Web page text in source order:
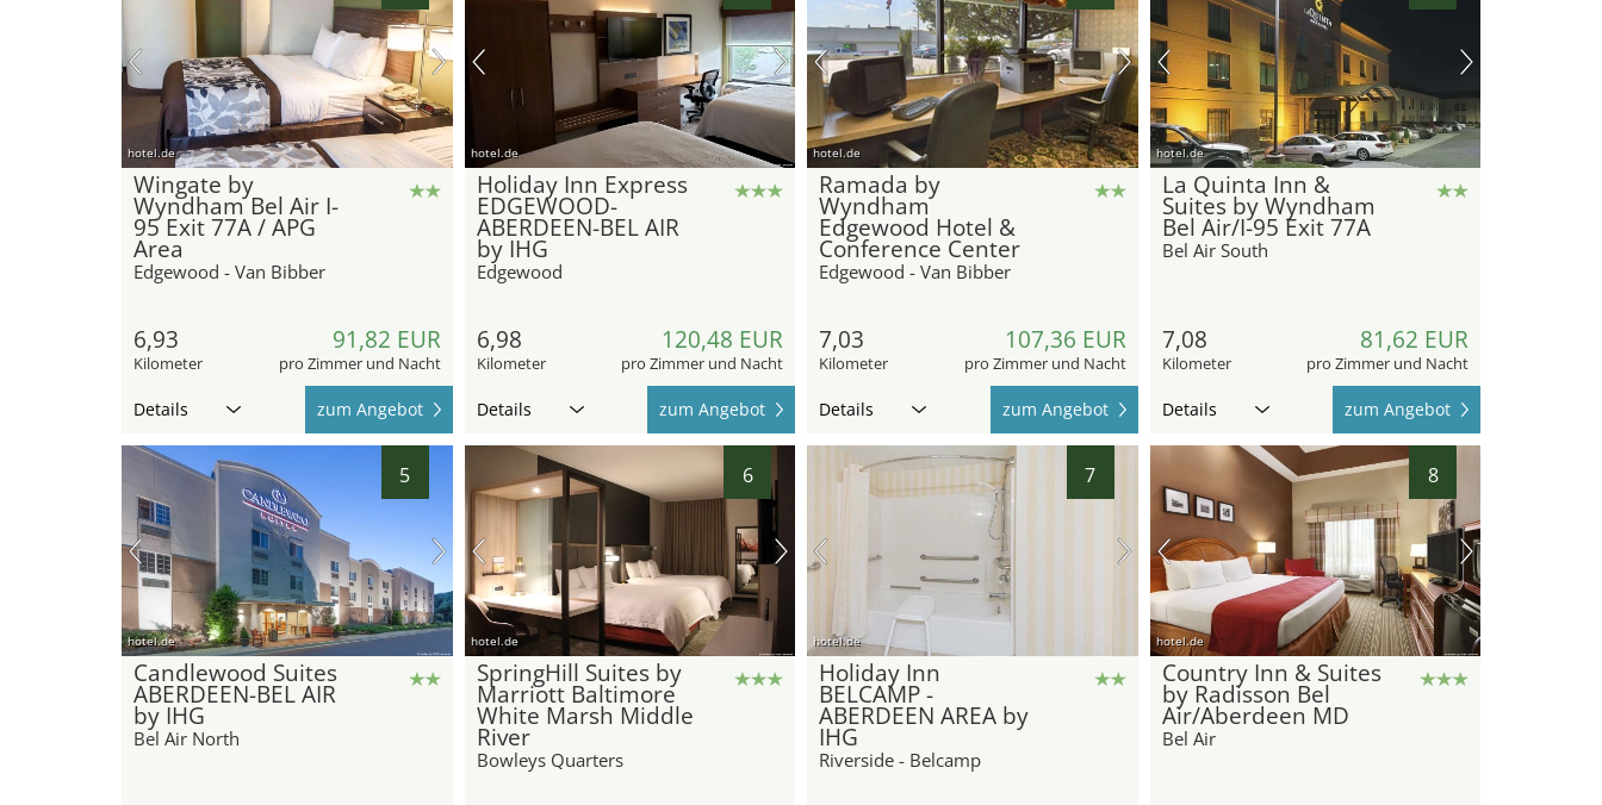
hotel.de
Wingate by
Wyndham Bel Air I-
95 Exit 77A / APG
Area
Edgewood - Van Bibber
6,93
Kilometer
91,82 EUR
pro Zimmer und Nacht
Details zum Angebot
hotel.de
Holiday Inn Express
EDGEWOOD-
ABERDEEN-BEL AIR
by IHG
Edgewood
6,98
Kilometer
120,48 EUR
pro Zimmer und Nacht
Details zum Angebot
hotel.de
Ramada by
Wyndham
Edgewood Hotel &
Conference Center
Edgewood - Van Bibber
7,03
Kilometer
107,36 EUR
pro Zimmer und Nacht
Details zum Angebot
hotel.de
La Quinta Inn &
Suites by Wyndham
Bel Air/I-95 Exit 77A
Bel Air South
7,08
Kilometer
81,62 EUR
pro Zimmer und Nacht
Details zum Angebot
5
hotel.de
Candlewood Suites
ABERDEEN-BEL AIR
by IHG
Bel Air North
6
hotel.de
SpringHill Suites by
Marriott Baltimore
White Marsh Middle
River
Bowleys Quarters
7
hotel.de
Holiday Inn
BELCAMP -
ABERDEEN AREA by
IHG
Riverside - Belcamp
8
hotel.de
Country Inn & Suites
by Radisson Bel
Air/Aberdeen MD
Bel Air